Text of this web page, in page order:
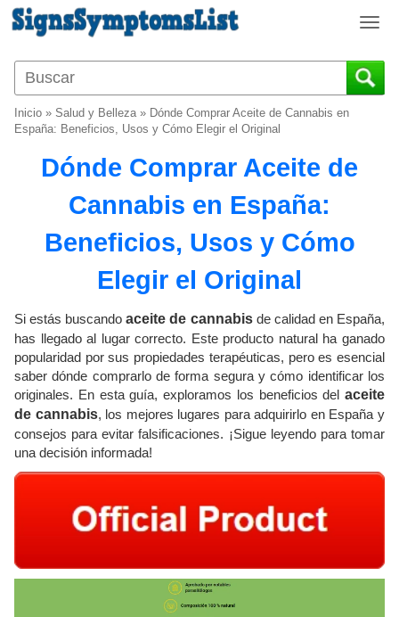
T
g
g
n
Inicio » Salud y Belleza» Dónde Comprar Aceite de Cannabis en
España: Beneficios, Usos y Cómo Elegir el Original
Dónde Comprar Aceite de
Cannabis en España:
Beneficios, Usos y Cómo
Elegir el Original
Si estás buscandoaceite de cannabisde calidad en España,
has llegado al lugar correcto. Este producto natural ha ganado
popularidad por sus propiedades terapéuticas, pero es esencial
saber dónde comprarlo de forma segura y cómo identificar los
originales. En esta guía, exploramos los beneficios del aceite
de cannabis, los mejores lugares para adquirirlo en España y
consejos para evitar falsificaciones. ¡Sigue leyendo para tomar
una decisión informada!